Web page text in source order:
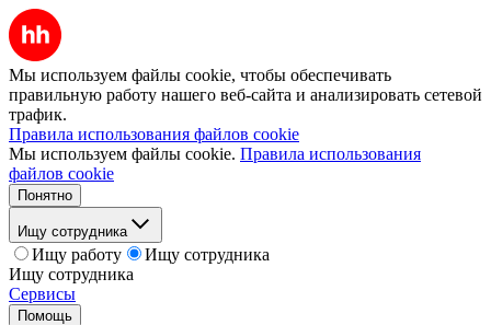
Мы используем файлы cookie, чтобы обеспечивать
правильную работу нашего веб-сайта и анализировать сетевой
трафик.
Правила использования файлов cookie
Мы используем файлы cookie. Правила использования
файлов cookie
Понятно
Ищу сотрудника
Ищу работу
Ищу сотрудника
Ищу сотрудника
Сервисы
Помощь